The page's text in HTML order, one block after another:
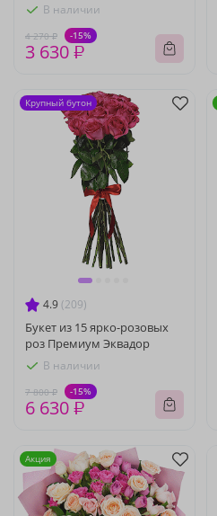
В наличии
4 270 ₽ -15%
3 630 ₽
4.9 (209)
Букет из 15 ярко-розовых
роз Премиум Эквадор
В наличии
7 800 ₽ -15%
6 630 ₽
Крупный бутон
Акция